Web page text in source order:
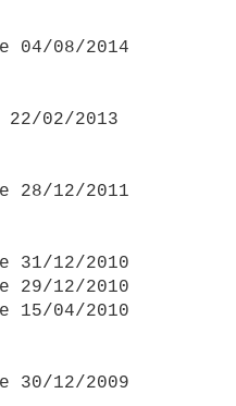
04/08/2014
22/02/2013
28/12/2011
31/12/2010
29/12/2010
15/04/2010
30/12/2009